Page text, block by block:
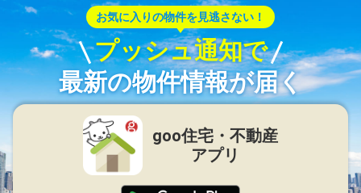
お気に入りの物件を見逃さない！
プッシュ通知で
最新の物件情報が届く
goo住宅・不動産
アプリ